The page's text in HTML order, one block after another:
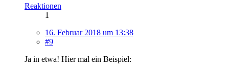
Reaktionen
1
16. Februar 2018 um 13:38
#9
Ja in etwa! Hier mal ein Beispiel: